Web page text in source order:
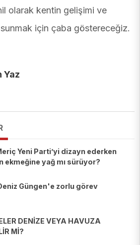
olarak kentin gelişimi ve
sunmak için çaba göstereceğiz.
Yaz
Yeni Parti’yi dizayn ederken
ekmeğine yağ mı sürüyor?
Güngen'e zorlu görev
DENİZE VEYA HAVUZA
Mİ?